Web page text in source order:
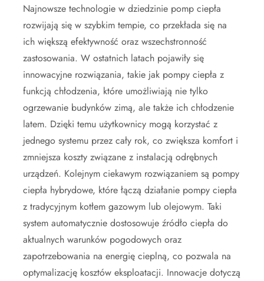
Najnowsze technologie w dziedzinie pomp ciepła
rozwijają się w szybkim tempie, co przekłada się na
ich większą efektywność oraz wszechstronność
zastosowania. W ostatnich latach pojawiły się
innowacyjne rozwiązania, takie jak pompy ciepła z
funkcją chłodzenia, które umożliwiają nie tylko
ogrzewanie budynków zimą, ale także ich chłodzenie
latem. Dzięki temu użytkownicy mogą korzystać z
jednego systemu przez cały rok, co zwiększa komfort i
zmniejsza koszty związane z instalacją odrębnych
urządzeń. Kolejnym ciekawym rozwiązaniem są pompy
ciepła hybrydowe, które łączą działanie pompy ciepła
z tradycyjnym kotłem gazowym lub olejowym. Taki
system automatycznie dostosowuje źródło ciepła do
aktualnych warunków pogodowych oraz
zapotrzebowania na energię cieplną, co pozwala na
optymalizację kosztów eksploatacji. Innowacje dotyczą